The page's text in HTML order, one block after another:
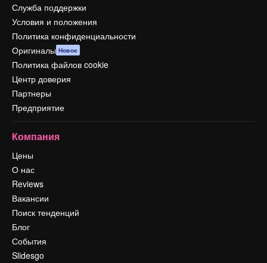
Служба поддержки
Условия и положения
Политика конфиденциальности
Оригиналы Новое
Политика файлов cookie
Центр доверия
Партнеры
Предприятие
Компания
Цены
О нас
Reviews
Вакансии
Поиск тенденций
Блог
События
Slidesgo